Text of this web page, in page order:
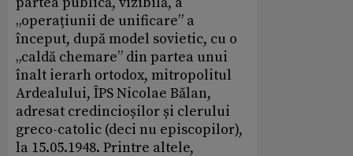
„operațiunii de unificare” a
început, după model sovietic, cu o
„caldă chemare” din partea unui
înalt ierarh ortodox, mitropolitul
Ardealului, ÎPS Nicolae Bălan,
adresat credincioșilor și clerului
greco-catolic (deci nu episcopilor),
la 15.05.1948. Printre altele,